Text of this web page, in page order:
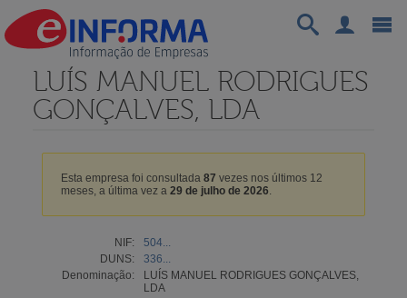
LUÍS MANUEL RODRIGUES
GONÇALVES, LDA
Esta empresa foi consultada 87 vezes nos últimos 12
meses, a última vez a 29 de julho de 2026.
NIF:
504...
DUNS:
336...
Denominação:
LUÍS MANUEL RODRIGUES GONÇALVES,
LDA